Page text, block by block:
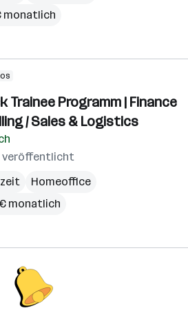
monatlich
Trainee Programm | Finance
/ Sales & Logistics
veröffentlicht
Homeoffice
€ monatlich